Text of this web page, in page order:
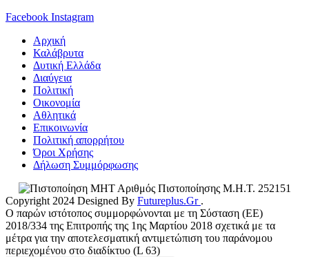
Facebook Instagram
Αρχική
Καλάβρυτα
Δυτική Ελλάδα
Διαύγεια
Πολιτική
Οικονομία
Αθλητικά
Επικοινωνία
Πολιτική απορρήτου
Όροι Χρήσης
Δήλωση Συμμόρφωσης
Αριθμός Πιστοποίησης Μ.Η.Τ. 252151
Copyright 2024 Designed By Futureplus.Gr .
Ο παρών ιστότοπος συμμορφώνονται με τη Σύσταση (ΕΕ)
2018/334 της Επιτροπής της 1ης Μαρτίου 2018 σχετικά με τα
μέτρα για την αποτελεσματική αντιμετώπιση του παράνομου
περιεχομένου στο διαδίκτυο (L 63)